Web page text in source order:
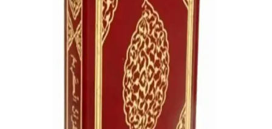
Feyzü'l Furkan Kur'an-ı Kerim ve Tefsirli Meal
Ürünü İncelemesi ve Özellikleri
Feyzü'l Furkan, Türkçe Kur'an-ı Kerim ve tefsirli meal içeren,
dayanıklı ve taşınabilir tasarımıyla öne çıkan dini kitap. Kullanıcı
memnuniyeti yüksek, kaliteli ve estetik bir dini kaynak.
Elmalılı Hamdi Yazır'ın Yüce Meali ile Kur'anı
Kerim: Türkçe Anlamlı ve Kullanışlı Dini Metin